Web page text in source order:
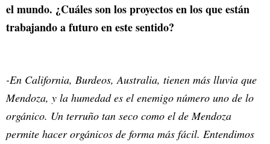
el mundo. ¿Cuáles son los proyectos en los que están
trabajando a futuro en este sentido?
-En California, Burdeos, Australia, tienen más lluvia que
Mendoza, y la humedad es el enemigo número uno de lo
orgánico. Un terruño tan seco como el de Mendoza
permite hacer orgánicos de forma más fácil. Entendimos